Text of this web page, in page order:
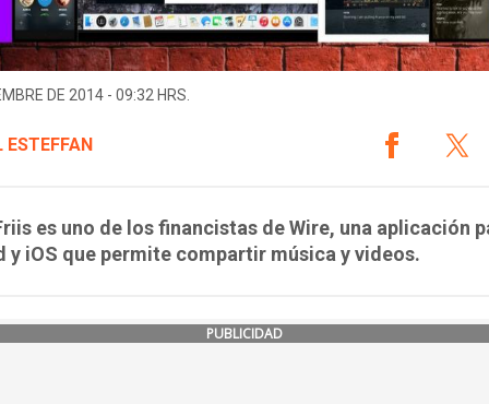
DE 2014 - 09:32 HRS.
ESTEFFAN
es uno de los financistas de Wire, una aplicación
y iOS que permite compartir música y videos.
PUBLICIDAD